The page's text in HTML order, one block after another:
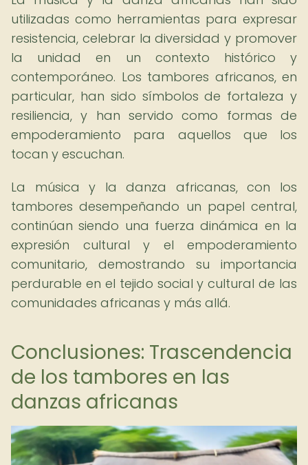
utilizadas como herramientas para expresar
resistencia, celebrar la diversidad y promover
la unidad en un contexto histórico y
contemporáneo. Los tambores africanos, en
particular, han sido símbolos de fortaleza y
resiliencia, y han servido como formas de
empoderamiento para aquellos que los
tocan y escuchan.
La música y la danza africanas, con los
tambores desempeñando un papel central,
continúan siendo una fuerza dinámica en la
expresión cultural y el empoderamiento
comunitario, demostrando su importancia
perdurable en el tejido social y cultural de las
comunidades africanas y más allá.
Conclusiones: Trascendencia
de los tambores en las
danzas africanas